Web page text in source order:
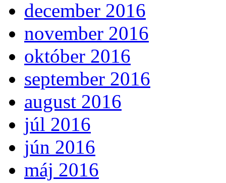
december 2016
november 2016
október 2016
september 2016
august 2016
júl 2016
jún 2016
máj 2016